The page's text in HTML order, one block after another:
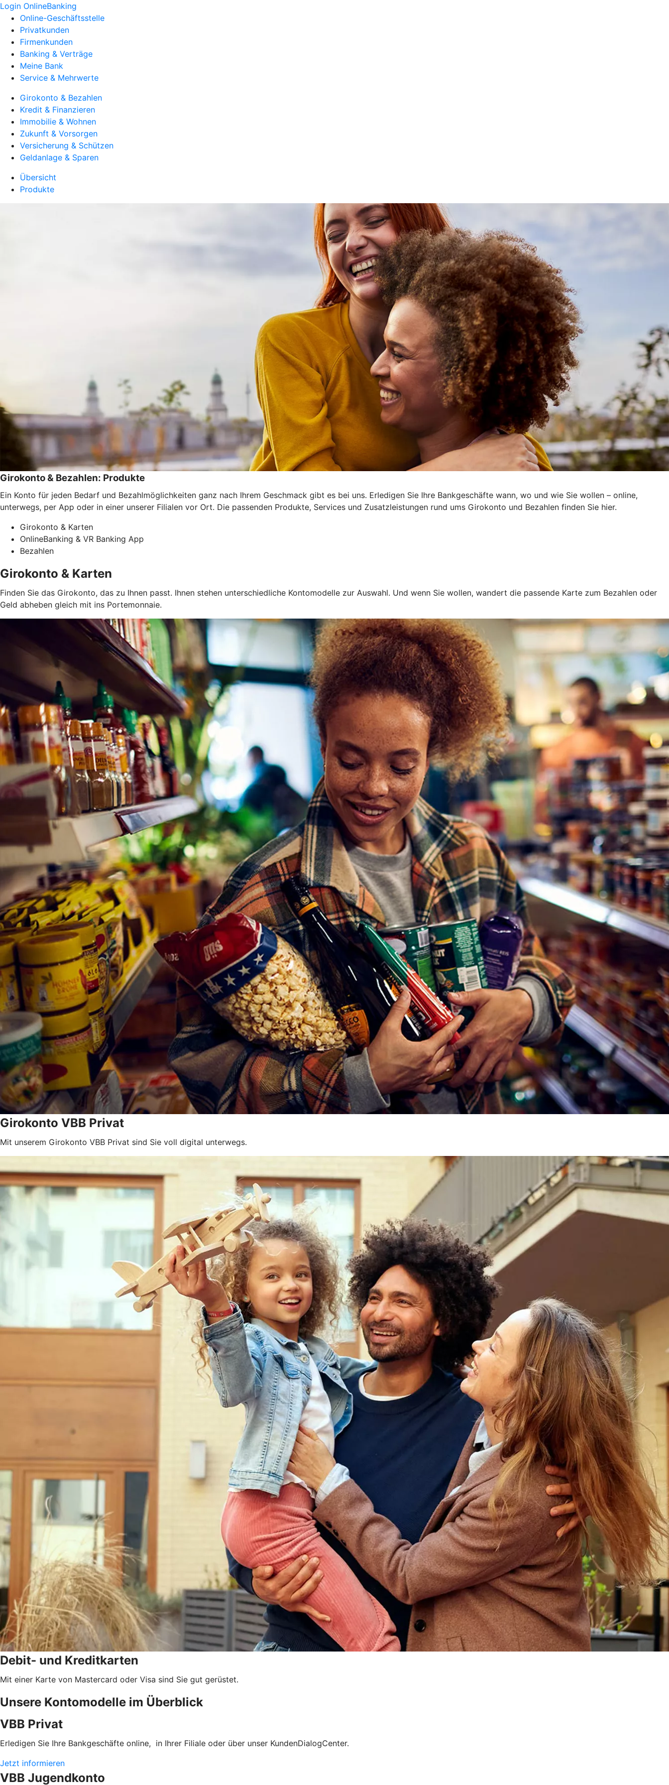
Login OnlineBanking
Online-Geschäftsstelle
Privatkunden
Firmenkunden
Banking & Verträge
Meine Bank
Service & Mehrwerte
Girokonto & Bezahlen
Kredit & Finanzieren
Immobilie & Wohnen
Zukunft & Vorsorgen
Versicherung & Schützen
Geldanlage & Sparen
Übersicht
Produkte
Girokonto & Bezahlen: Produkte
Ein Konto für jeden Bedarf und Bezahlmöglichkeiten ganz nach Ihrem Geschmack gibt es bei uns. Erledigen Sie Ihre Bankgeschäfte wann, wo und wie Sie wollen – online,
unterwegs, per App oder in einer unserer Filialen vor Ort. Die passenden Produkte, Services und Zusatzleistungen rund ums Girokonto und Bezahlen finden Sie hier.
Girokonto & Karten
OnlineBanking & VR Banking App
Bezahlen
Girokonto & Karten
Finden Sie das Girokonto, das zu Ihnen passt. Ihnen stehen unterschiedliche Kontomodelle zur Auswahl. Und wenn Sie wollen, wandert die passende Karte zum Bezahlen oder
Geld abheben gleich mit ins Portemonnaie.
Girokonto VBB Privat
Mit unserem Girokonto VBB Privat sind Sie voll digital unterwegs.
Debit- und Kreditkarten
Mit einer Karte von Mastercard oder Visa sind Sie gut gerüstet.
Unsere Kontomodelle im Überblick
VBB Privat
Erledigen Sie Ihre Bankgeschäfte online, in Ihrer Filiale oder über unser KundenDialogCenter.
Jetzt informieren
VBB Jugendkonto